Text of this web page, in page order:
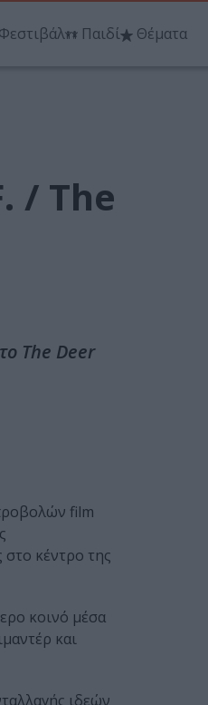
Φεστιβάλ Παιδί Θέματα
/ The
The Deer
film
στο κέντρο της
κοινό μέσα
και
ιδεών